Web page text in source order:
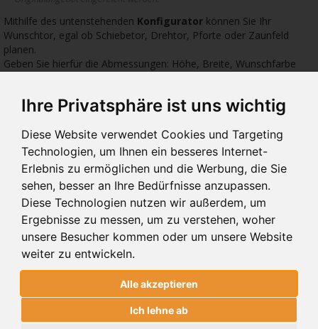
Ihre Privatsphäre ist uns wichtig
Diese Website verwendet Cookies und Targeting
Technologien, um Ihnen ein besseres Internet-
Erlebnis zu ermöglichen und die Werbung, die Sie
sehen, besser an Ihre Bedürfnisse anzupassen.
Diese Technologien nutzen wir außerdem, um
Ergebnisse zu messen, um zu verstehen, woher
unsere Besucher kommen oder um unsere Website
weiter zu entwickeln.
Alle akzeptieren
Ich lehne ab
Mithilfe des untenstehenden Konfigurator können Sie Ihr
Wunschtor, egal ob Schiebetor, Drehtor, Pforte oder Zaunfeld
planen.
Geben Sie hierfür die Abmessungen: Höhe, Breite, Wunschfarbe
10.110
DREHTORE 10.110
10.01
DREHTORE 10.01
DREHTORE 10.110